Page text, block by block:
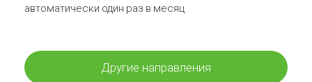
автоматически один раз в месяц
Другие направления